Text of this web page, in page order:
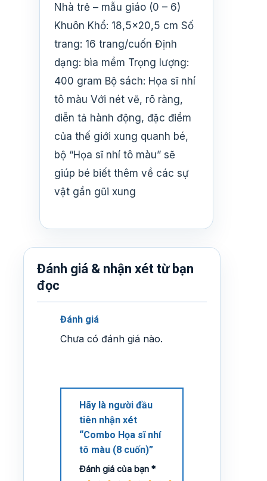
Nhà trẻ – mẫu giáo (0 – 6)
Khuôn Khổ: 18,5×20,5 cm Số
trang: 16 trang/cuốn Định
dạng: bìa mềm Trọng lượng:
400 gram Bộ sách: Họa sĩ nhí
tô màu Với nét vẽ, rõ ràng,
diễn tả hành động, đặc điểm
của thế giới xung quanh bé,
bộ “Họa sĩ nhí tô màu” sẽ
giúp bé biết thêm về các sự
vật gần gũi xung
Đánh giá & nhận xét từ bạn
đọc
Đánh giá
Chưa có đánh giá nào.
Hãy là người đầu
tiên nhận xét
“Combo Họa sĩ nhí
tô màu (8 cuốn)”
Đánh giá của bạn *